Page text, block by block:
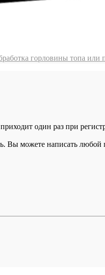
горловины топа или
один раз при
Вы можете написать любой